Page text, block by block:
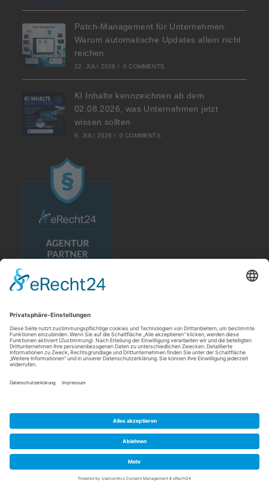
Patch-Management für Unternehmen:
Warum automatische Updates allein nicht
reichen
22. JULI 2026 / 0 COMMENTS
KI Inhalte kennzeichnen ab dem
02.08.2026, was Unternehmen jetzt
wissen sollten
6. JULI 2026 / 0 COMMENTS
Rechtliches
Meldebogen nach Art. 16 DSA